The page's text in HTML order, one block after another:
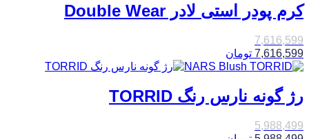
کرم پودر استی لادر Double Wear
7,616,599
7,616,599 تومان
رژ گونه نارس رنگ TORRID
5,988,499